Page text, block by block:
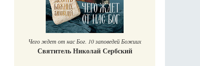
Чего ждет от нас Бог. 10 заповедей Божиих
Святитель Николай Сербский